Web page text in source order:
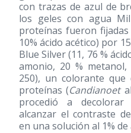
con trazas de azul de
los geles con agua
proteínas fueron
10% ácido acético) por
Blue Silver (11, 76 %
amonio, 20 % metanol,
250), un colorante
proteínas (Candianoet
procedió a
alcanzar el contraste
en una solución al 1% de